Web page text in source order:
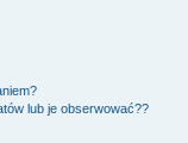
lub je obserwować??